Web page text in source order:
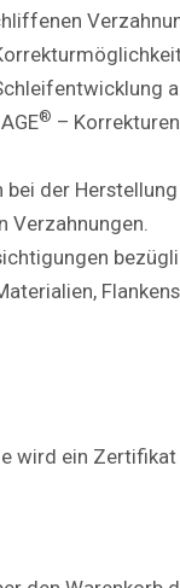
® –
bei der
wird ein Zertifikat